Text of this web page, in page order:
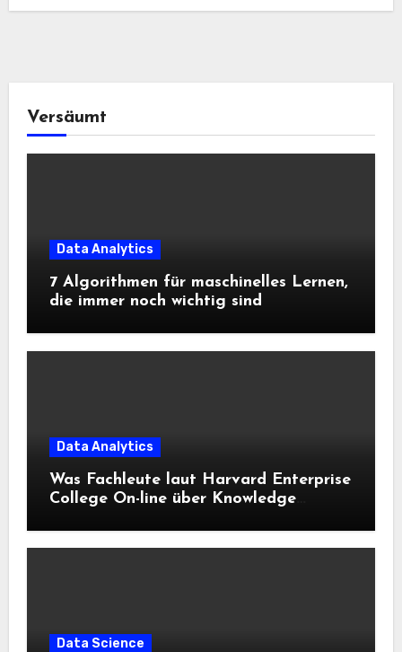
Versäumt
Data Analytics
7 Algorithmen für maschinelles Lernen,
die immer noch wichtig sind
Data Analytics
Was Fachleute laut Harvard Enterprise
College On-line über Knowledge
Data Science